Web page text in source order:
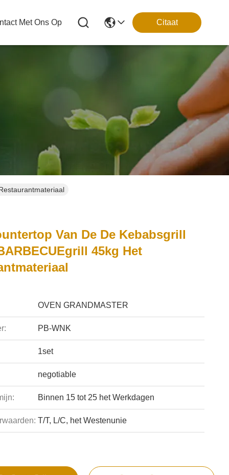
Met Ons Op Citaat
Van De De Kebabsgrill
45kg Het
OVEN GRANDMASTER
PB-WNK
1set
negotiable
Binnen 15 tot 25 het Werkdagen
T/T, L/C, het Westenunie